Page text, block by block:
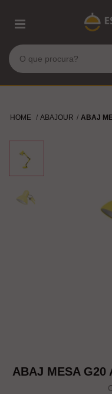
HOME ABAJOUR ABAJ
ABAJ MESA G20